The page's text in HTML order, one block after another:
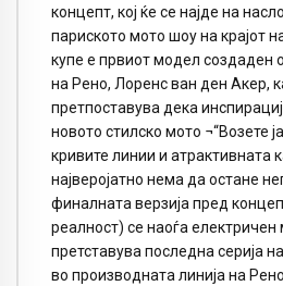
концепт, кој ќе се најде на
париското мото шоу на крајот
купе е првиот модел создаден
на Рено, Лоренс ван ден Акер,
претпоставува дека
новото стилско мото ¬“Возете
кривите линии и атрактивната
најверојатно нема да остане
финалната верзија пред
реалност) се наоѓа електричен
претставува последна серија
во производната линија на